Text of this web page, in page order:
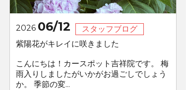
2026 06/12
スタッフブログ
紫陽花がキレイに咲きました
こんにちは！カースポット吉祥院です。 梅
雨入りしましたがいかがお過ごしでしょう
か。 季節の変...